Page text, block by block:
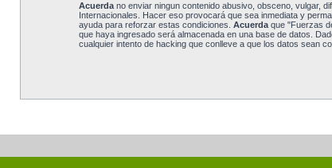
Acuerdano enviar ningun contenido abusivo, obsceno, vulgar,
Internacionales. Hacer eso provocará que sea inmediata y
ayuda para reforzar estas condiciones. Acuerdaque "Fuerzas
que haya ingresado será almacenada en una base de datos.
cualquier intento de hacking que conlleve a que los datos sean